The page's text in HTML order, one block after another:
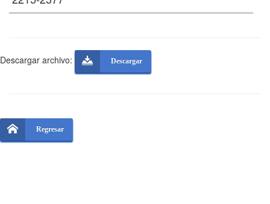
Descargar archivo: Descargar
Regresar